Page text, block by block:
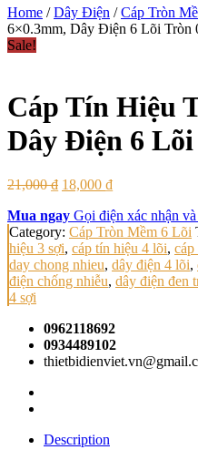
Home /Dây Điện /Cáp Tròn
6×0.3mm, Dây Điện 6 Lõi Tròn
Sale!
Cáp Tín Hiệu
Dây Điện 6
21,000₫ 18,000 ₫
Mua ngay Gọi điện xác nhận
Category: Cáp Tròn Mềm 6 Lõi
hiệu 3 sợi, cáp tín hiệu 4 lõi, cáp
day chong nhieu, dây điện 4 lõi,
điện chống nhiễu, dây điện đen
4 sợi
0962118692
0934489102
Description